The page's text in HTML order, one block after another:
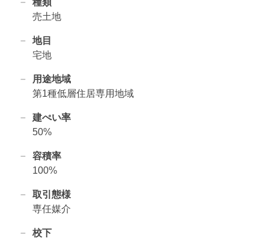
売土地
地目
宅地
用途地域
第1種低層住居専用地域
建ぺい率
50%
容積率
100%
取引態様
専任媒介
校下